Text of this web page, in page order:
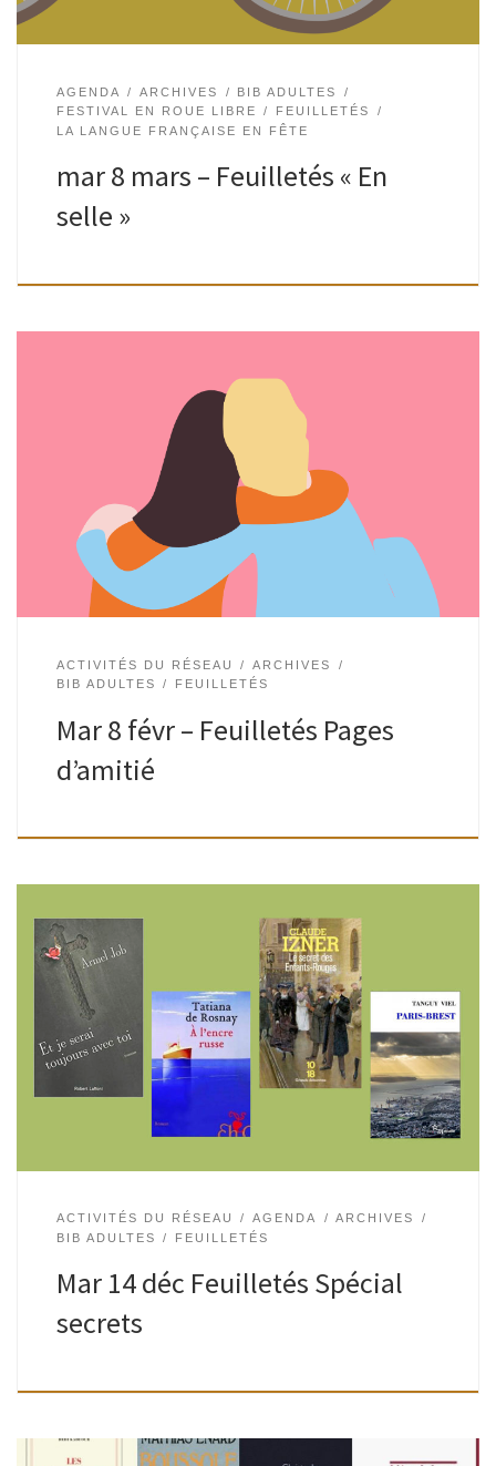
AGENDA ARCHIVES
BIB ADULTES
FESTIVAL EN ROUE LIBRE
FEUILLETÉS
LA LANGUE FRANÇAISE EN FÊTE
mar 8 mars – Feuilletés « En
selle »
Suivant un fil inédit, un bibliothécaire propose un éventail
de livres (romans, documentaires, B.D., livres d’artistes),
fraîchement imprimés ou épuisés, reconnus ou oubliés… La
prochaine rencontre sera consacrée à l’amitié. […]
ACTIVITÉS DU RÉSEAU
ARCHIVES
BIB ADULTES
FEUILLETÉS
Mar 8 févr – Feuilletés Pages
d’amitié
Suivant un fil inédit, un bibliothécaire propose un éventail
de livres (romans, documentaires, bd, livres d’artistes),
fraîchement imprimés ou épuisés, reconnus ou oubliés…
Spécial secrets. Certains livres sont de parfaits […]
ACTIVITÉS DU RÉSEAU AGENDA
ARCHIVES
BIB ADULTES
FEUILLETÉS
Mar 14 déc Feuilletés Spécial
secrets